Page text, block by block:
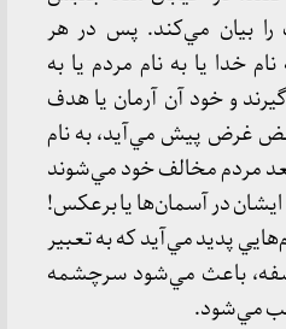
را بيان مي‌كند. پس در هر
خدا يا به نام مردم يا به
و خود آن آرمان يا هدف
غرض پيش مي‌آيد، به نام
مردم مخالف خود مي‌شوند
در آسمان‌ها يا برعكس!
پديد مي‌آيد كه به تعبير
باعث مي‌شود سرچشمه
مي‌شود.